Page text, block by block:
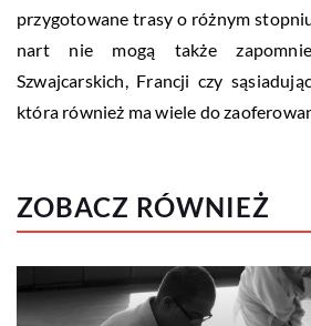
przygotowane trasy o różnym
nart nie mogą także
Szwajcarskich, Francji czy
która również ma wiele do
ZOBACZ RÓWNIEŻ